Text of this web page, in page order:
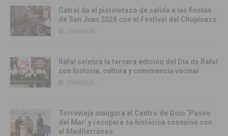
Catral da el pistoletazo de salida a las fiestas
de San Juan 2026 con el Festival del Chupinazo
13/06/2026
Rafal celebra la tercera edición del Día de Rafal
con historia, cultura y convivencia vecinal
13/06/2026
Torrevieja inaugura el Centro de Ocio ‘Paseo
del Mar’ y recupera su histórica conexión con
el Mediterráneo